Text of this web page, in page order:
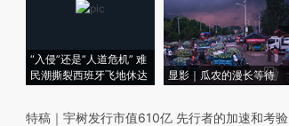
“入侵”还是“人道危机” 难
民潮撕裂西班牙飞地休达
显影｜瓜农的漫长等待
特稿 ｜ 宇树发行市值610亿 先行者的加速和考验